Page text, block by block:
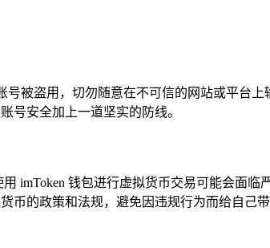
被盗用，切勿随意在不可信的网站或平台
号安全加上一道坚实的防线。
imToken 钱包进行虚拟货币交易可能会面
的政策和法规，避免因违规行为而给自己带